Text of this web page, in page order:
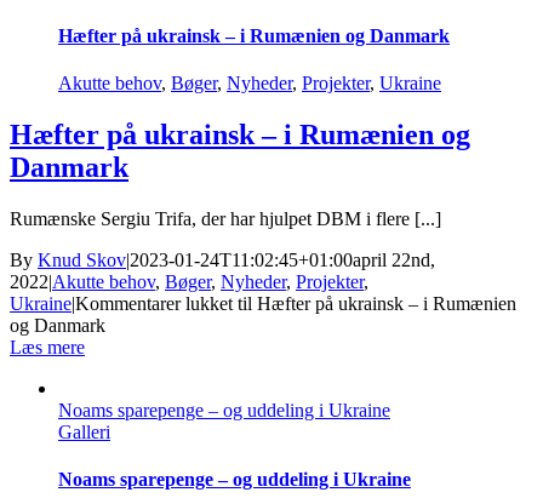
Hæfter på ukrainsk – i Rumænien og Danmark
Akutte behov, Bøger, Nyheder, Projekter, Ukraine
Hæfter på ukrainsk – i Rumænien og
Danmark
Rumænske Sergiu Trifa, der har hjulpet DBM i flere [...]
By Knud Skov|2023-01-24T11:02:45+01:00april 22nd,
2022|Akutte behov, Bøger, Nyheder, Projekter,
Ukraine|Kommentarer lukket til Hæfter på ukrainsk – i Rumænien
og Danmark
Læs mere
Noams sparepenge – og uddeling i Ukraine
Galleri
Noams sparepenge – og uddeling i Ukraine